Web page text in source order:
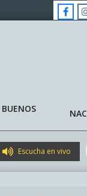
Escucha en vivo